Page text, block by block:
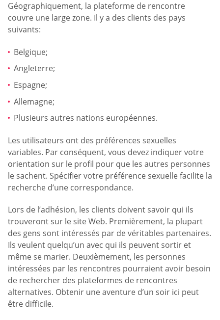
Géographiquement, la plateforme de rencontre
couvre une large zone. Il y a des clients des pays
suivants:
Belgique;
Angleterre;
Espagne;
Allemagne;
Plusieurs autres nations européennes.
Les utilisateurs ont des préférences sexuelles
variables. Par conséquent, vous devez indiquer votre
orientation sur le profil pour que les autres personnes
le sachent. Spécifier votre préférence sexuelle facilite la
recherche d’une correspondance.
Lors de l’adhésion, les clients doivent savoir qui ils
trouveront sur le site Web. Premièrement, la plupart
des gens sont intéressés par de véritables partenaires.
Ils veulent quelqu’un avec qui ils peuvent sortir et
même se marier. Deuxièmement, les personnes
intéressées par les rencontres pourraient avoir besoin
de rechercher des plateformes de rencontres
alternatives. Obtenir une aventure d’un soir ici peut
être difficile.